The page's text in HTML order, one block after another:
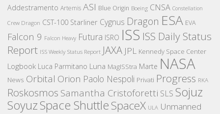
Addestramento Artemis ASI Blue Origin Boeing CNSA Constellation
Crew Dragon CST-100 Starliner Cygnus Dragon ESA EVA
Falcon 9 Falcon Heavy Futura ISRO ISS ISS Daily Status
Report ISS Weekly Status Report JAXA JPL Kennedy Space Center
Logbook Luca Parmitano Luna MagISStra Marte NASA
News Orbital Orion Paolo Nespoli Privati Progress RKA
Roskosmos Samantha Cristoforetti SLS Sojuz
SoyuzSpace ShuttleSpaceX ULA Unmanned